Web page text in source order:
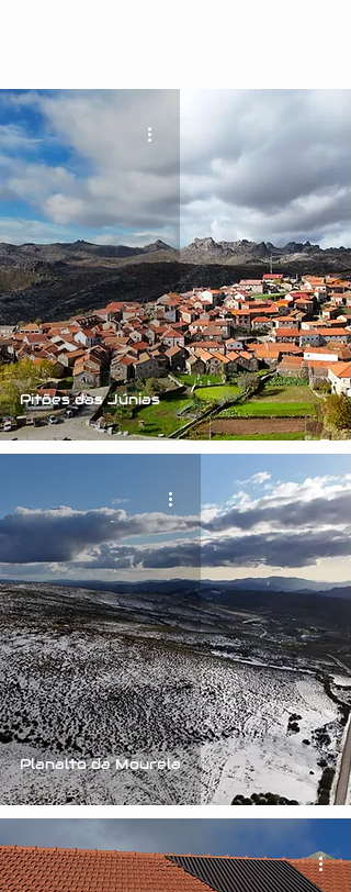
Pitões das Júnias
Planalto da Mourela